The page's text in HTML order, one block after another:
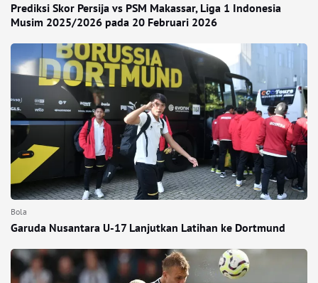
Prediksi Skor Persija vs PSM Makassar, Liga 1 Indonesia
Musim 2025/2026 pada 20 Februari 2026
Bola
Garuda Nusantara U-17 Lanjutkan Latihan ke Dortmund